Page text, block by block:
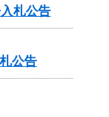
札公告
公告